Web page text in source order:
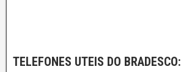
TELEFONES UTEIS DO BRADESCO: